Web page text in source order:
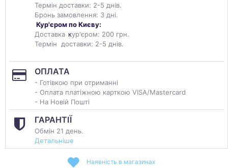
Термін доставки: 2-5 днів.
Бронь замовлення: 3 дні.
Кур'єром по Києву:
Доставка кур'єром: 200 грн.
Термін доставки: 2-5 днів.
ОПЛАТА
- Готівкою при отриманні
- Оплата платіжною карткою VISA/Mastercard
- На Новій Пошті
ГАРАНТІЇ
Обмін 21 день.
Детальніше
Наявність в магазинах